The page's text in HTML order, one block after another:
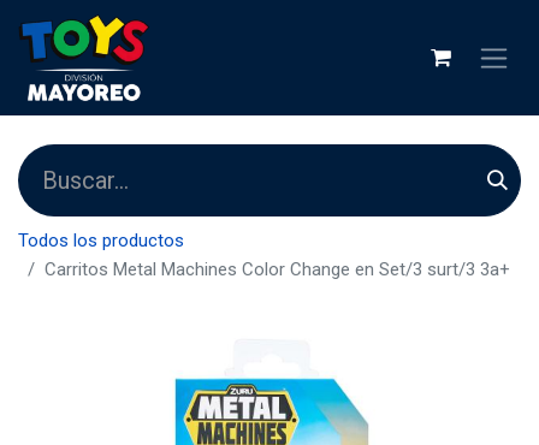
Todos los productos
Carritos Metal Machines Color Change en Set/3 surt/3 3a+